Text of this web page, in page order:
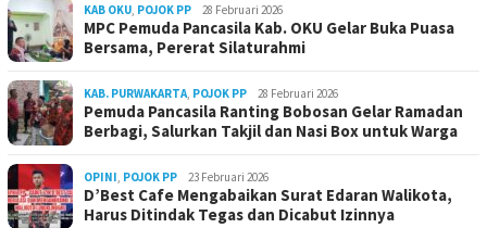
KAB OKU POJOK PP 28 Februari 2026
MPC Pemuda Pancasila Kab. OKU Gelar Buka Puasa
Bersama, Pererat Silaturahmi
KAB. PURWAKARTA POJOK PP 28 Februari 2026
Pemuda Pancasila Ranting Bobosan Gelar Ramadan
Berbagi, Salurkan Takjil dan Nasi Box untuk Warga
OPINI POJOK PP 23 Februari 2026
D’Best Cafe Mengabaikan Surat Edaran Walikota,
Harus Ditindak Tegas dan Dicabut Izinnya